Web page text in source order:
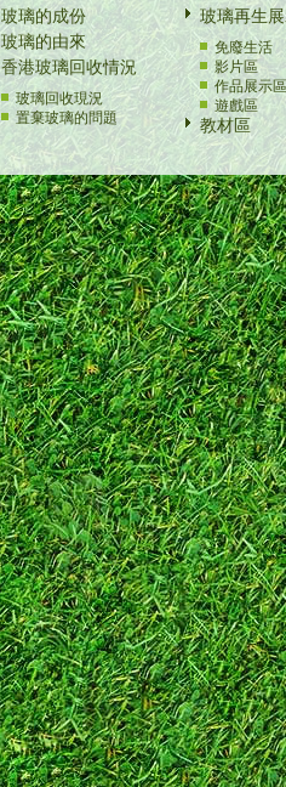
玻璃的成份
玻璃的由來
香港玻璃回收情況
玻璃回收現況
置棄玻璃的問題
玻璃再生
免廢生活
影片區
作品展示區
遊戲區
教材區